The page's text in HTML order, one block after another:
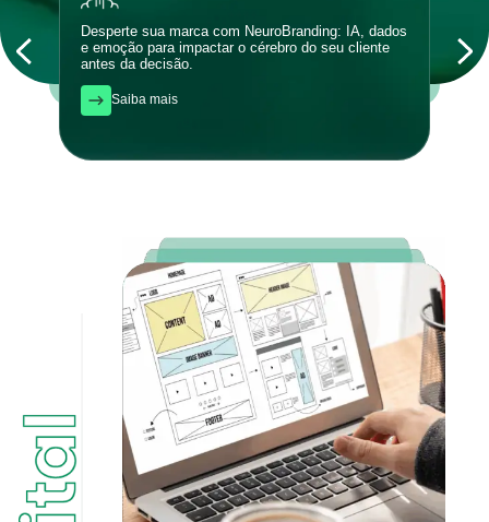
Desperte sua marca com NeuroBranding: IA, dados
e emoção para impactar o cérebro do seu cliente
antes da decisão.
Saiba mais
com